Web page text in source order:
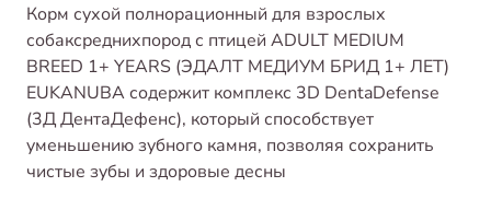
Корм сухой полнорационный для взрослых
собаксреднихпород с птицей ADULT MEDIUM
BREED 1+ YEARS (ЭДАЛТ МЕДИУМ БРИД 1+ ЛЕТ)
EUKANUBA содержит комплекс 3D DentaDefense
(3Д ДентаДефенс), который способствует
уменьшению зубного камня, позволяя сохранить
чистые зубы и здоровые десны